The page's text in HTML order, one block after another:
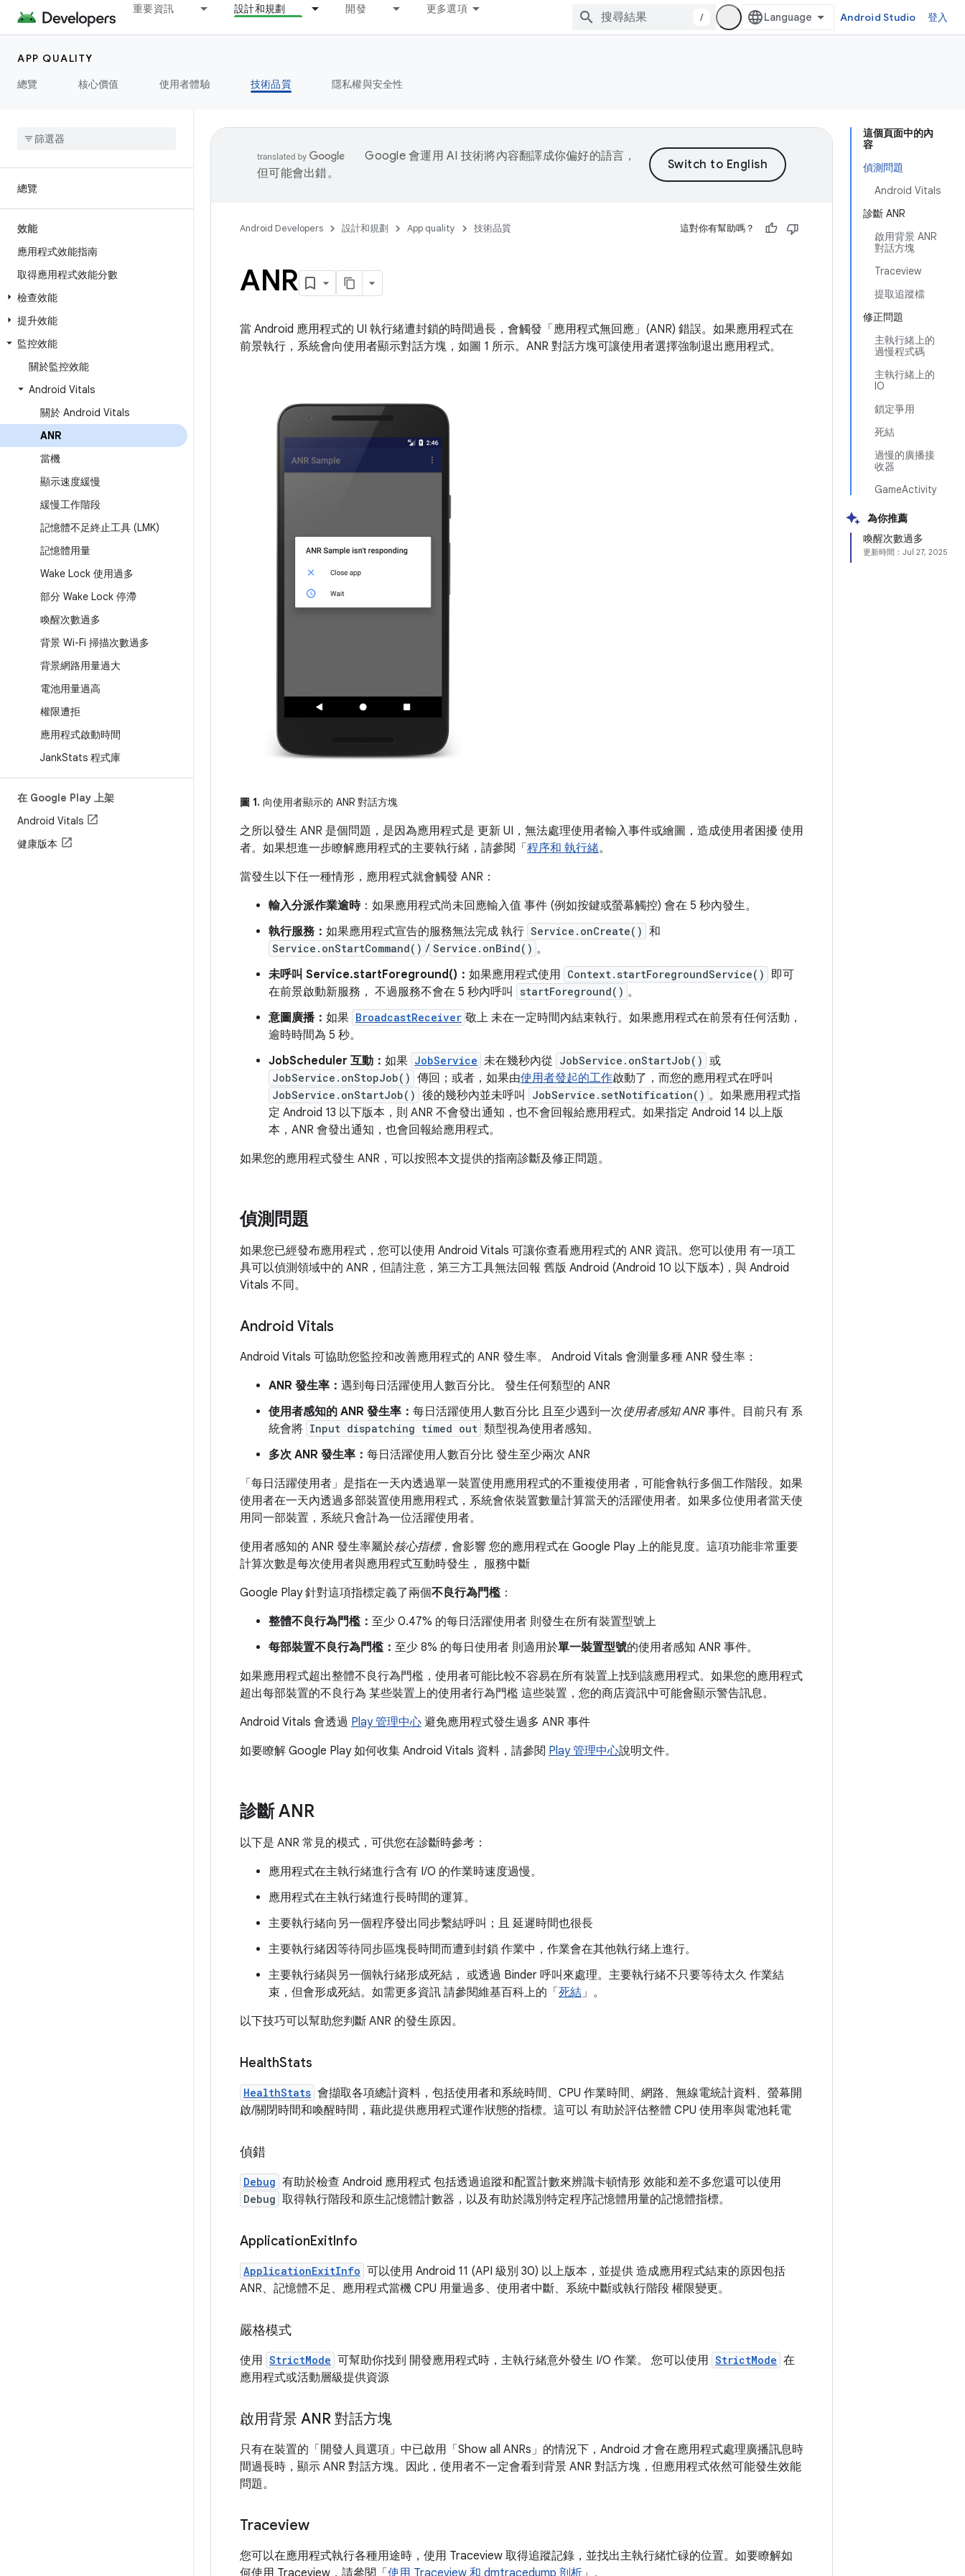
重要資訊 設計和規劃 開發 更多選項
/ Android Studio 登入
APP QUALITY
總覽
核心價值 使用者體驗 技術品質 隱私權與安全性
總覽
效能
應用程式效能指南
取得應用程式效能分數
檢查效能
提升效能
監控效能
關於監控效能
Android Vitals
關於 Android Vitals
ANR
當機
顯示速度緩慢
緩慢工作階段
記憶體不足終止工具 (LMK)
記憶體用量
Wake Lock 使用過多
部分 Wake Lock 停滯
喚醒次數過多
背景 Wi-Fi 掃描次數過多
背景網路用量過大
電池用量過高
權限遭拒
應用程式啟動時間
JankStats 程式庫
在 Google Play 上架
Android Vitals
健康版本
這個頁面中的內
容
偵測問題
Android Vitals
診斷 ANR
啟用背景 ANR
對話方塊
Traceview
提取追蹤檔
修正問題
主執行緒上的
過慢程式碼
主執行緒上的
IO
鎖定爭用
死結
過慢的廣播接
收器
GameActivity
為你推薦
喚醒次數過多
更新時間： Jul 27, 2025
Google 會運用 AI 技術將內容翻譯成你偏好的語言，
但可能會出錯。
Android Developers 設計和規劃 App quality 技術品質 這對你有幫助嗎？
ANR
當 Android 應用程式的 UI 執行緒遭封鎖的時間過長，會觸發「應用程式無回應」(ANR) 錯誤。如果應用程式在
前景執行，系統會向使用者顯示對話方塊，如圖 1 所示。ANR 對話方塊可讓使用者選擇強制退出應用程式。
圖 1. 向使用者顯示的 ANR 對話方塊
之所以發生 ANR 是個問題，是因為應用程式是 更新 UI，無法處理使用者輸入事件或繪圖，造成使用者困擾 使用
者。如果想進一步瞭解應用程式的主要執行緒，請參閱「 程序和 執行緒。
當發生以下任一種情形，應用程式就會觸發 ANR：
輸入分派作業逾時：如果應用程式尚未回應輸入值 事件 (例如按鍵或螢幕觸控) 會在 5 秒內發生。
執行服務： 如果應用程式宣告的服務無法完成 執行 Service.onCreate() 和
Service.onStartCommand() / Service.onBind() 。
未呼叫 Service.startForeground()： 如果應用程式使用 Context.startForegroundService()
即可
在前景啟動新服務， 不過服務不會在 5 秒內呼叫
startForeground() 。
意圖廣播： 如果 BroadcastReceiver 敬上 未在一定時間內結束執行。如果應用程式在前景有任何活動，
逾時時間為 5 秒。
JobScheduler 互動： 如果 JobService 未在幾秒內從 JobService.onStartJob() 或
JobService.onStopJob() 傳回；或者，如果由使用者發起的工作啟動了，而您的應用程式在呼叫
JobService.onStartJob() 後的幾秒內並未呼叫 JobService.setNotification() 。如果應用程式指
定 Android 13 以下版本，則 ANR 不會發出通知，也不會回報給應用程式。如果指定 Android 14 以上版
本，ANR 會發出通知，也會回報給應用程式。
如果您的應用程式發生 ANR，可以按照本文提供的指南診斷及修正問題。
偵測問題
如果您已經發布應用程式，您可以使用 Android Vitals 可讓你查看應用程式的 ANR 資訊。您可以使用 有一項工
具可以偵測領域中的 ANR，但請注意，第三方工具無法回報 舊版 Android (Android 10 以下版本)，與 Android
Vitals 不同。
Android Vitals
Android Vitals 可協助您監控和改善應用程式的 ANR 發生率。 Android Vitals 會測量多種 ANR 發生率：
ANR 發生率： 遇到每日活躍使用人數百分比。 發生任何類型的 ANR
使用者感知的 ANR 發生率： 每日活躍使用人數百分比 且至少遇到一次使用者感知 ANR 事件。目前只有 系
統會將 Input dispatching timed out 類型視為使用者感知。
多次 ANR 發生率： 每日活躍使用人數百分比 發生至少兩次 ANR
「每日活躍使用者」 是指在一天內透過單一裝置使用應用程式的不重複使用者，可能會執行多個工作階段。如果
使用者在一天內透過多部裝置使用應用程式，系統會依裝置數量計算當天的活躍使用者。如果多位使用者當天使
用同一部裝置，系統只會計為一位活躍使用者。
使用者感知的 ANR 發生率屬於核心指標，會影響 您的應用程式在 Google Play 上的能見度。這項功能非常重要
計算次數是每次使用者與應用程式互動時發生， 服務中斷
Google Play 針對這項指標定義了兩個不良行為門檻 ：
整體不良行為門檻： 至少 0.47% 的每日活躍使用者 則發生在所有裝置型號上
每部裝置不良行為門檻： 至少 8% 的每日使用者 則適用於單一裝置型號的使用者感知 ANR 事件。
如果應用程式超出整體不良行為門檻，使用者可能比較不容易在所有裝置上找到該應用程式。如果您的應用程式
超出每部裝置的不良行為 某些裝置上的使用者行為門檻 這些裝置，您的商店資訊中可能會顯示警告訊息。
Android Vitals 會透過 Play 管理中心 避免應用程式發生過多 ANR 事件
如要瞭解 Google Play 如何收集 Android Vitals 資料，請參閱 Play 管理中心說明文件。
診斷 ANR
以下是 ANR 常見的模式，可供您在診斷時參考：
應用程式在主執行緒進行含有 I/O 的作業時速度過慢。
應用程式在主執行緒進行長時間的運算。
主要執行緒向另一個程序發出同步繫結呼叫；且 延遲時間也很長
主要執行緒因等待同步區塊長時間而遭到封鎖 作業中，作業會在其他執行緒上進行。
主要執行緒與另一個執行緒形成死結， 或透過 Binder 呼叫來處理。主要執行緒不只要等待太久 作業結
束，但會形成死結。如需更多資訊 請參閱維基百科上的「 死結」。
以下技巧可以幫助您判斷 ANR 的發生原因。
HealthStats
HealthStats 會擷取各項總計資料，包括使用者和系統時間、CPU 作業時間、網路、無線電統計資料、螢幕開
啟/關閉時間和喚醒時間，藉此提供應用程式運作狀態的指標。這可以 有助於評估整體 CPU 使用率與電池耗電
偵錯
Debug 有助於檢查 Android 應用程式 包括透過追蹤和配置計數來辨識卡頓情形 效能和差不多您還可以使用
Debug 取得執行階段和原生記憶體計數器，以及有助於識別特定程序記憶體用量的記憶體指標。
ApplicationExit Info
ApplicationExitInfo 可以使用 Android 11 (API 級別 30) 以上版本，並提供 造成應用程式結束的原因包括
ANR、記憶體不足、應用程式當機 CPU 用量過多、使用者中斷、系統中斷或執行階段 權限變更。
嚴格模式
使用 StrictMode 可幫助你找到 開發應用程式時，主執行緒意外發生 I/O 作業。 您可以使用 StrictMode 在
應用程式或活動層級提供資源
啟用背景 ANR 對話方塊
只有在裝置的「開發人員選項」 中已啟用「Show all ANRs」 的情況下，Android 才會在應用程式處理廣播訊息時
間過長時，顯示 ANR 對話方塊。因此，使用者不一定會看到背景 ANR 對話方塊，但應用程式依然可能發生效能
問題。
Traceview
您可以在應用程式執行各種用途時，使用 Traceview 取得追蹤記錄，並找出主執行緒忙碌的位置。如要瞭解如
何使用 Traceview，請參閱「 使用 Traceview 和 dmtracedump 剖析 」。